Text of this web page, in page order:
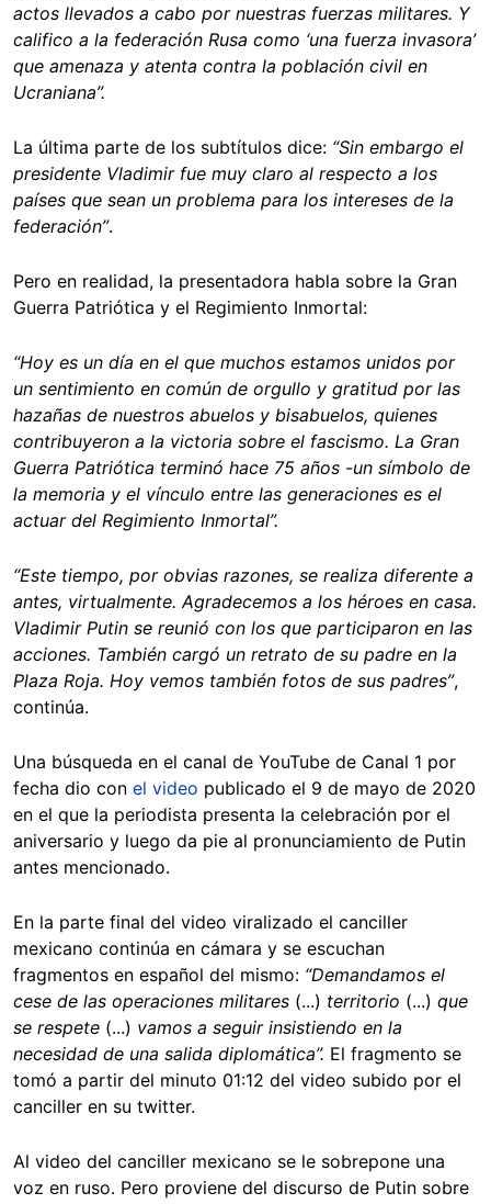
actos llevados a cabo por nuestras fuerzas militares. Y
califico a la federación Rusa como ‘una fuerza invasora’
que amenaza y atenta contra la población civil en
Ucraniana”.
La última parte de los subtítulos dice: “Sin embargo el
presidente Vladimir fue muy claro al respecto a los
países que sean un problema para los intereses de la
federación”.
Pero en realidad, la presentadora habla sobre la Gran
Guerra Patriótica y el Regimiento Inmortal:
“Hoy es un día en el que muchos estamos unidos por
un sentimiento en común de orgullo y gratitud por las
hazañas de nuestros abuelos y bisabuelos, quienes
contribuyeron a la victoria sobre el fascismo. La Gran
Guerra Patriótica terminó hace 75 años -un símbolo de
la memoria y el vínculo entre las generaciones es el
actuar del Regimiento Inmortal”.
“Este tiempo, por obvias razones, se realiza diferente a
antes, virtualmente. Agradecemos a los héroes en casa.
Vladimir Putin se reunió con los que participaron en las
acciones. También cargó un retrato de su padre en la
Plaza Roja. Hoy vemos también fotos de sus padres”,
continúa.
Una búsqueda en el canal de YouTube de Canal 1 por
fecha dio con el video publicado el 9 de mayo de 2020
en el que la periodista presenta la celebración por el
aniversario y luego da pie al pronunciamiento de Putin
antes mencionado.
En la parte final del video viralizado el canciller
mexicano continúa en cámara y se escuchan
fragmentos en español del mismo: “Demandamos el
cese de las operaciones militares (...) territorio (...) que
se respete (...) vamos a seguir insistiendo en la
necesidad de una salida diplomática”. El fragmento se
tomó a partir del minuto 01:12 del video subido por el
canciller en su twitter.
Al video del canciller mexicano se le sobrepone una
voz en ruso. Pero proviene del discurso de Putin sobre